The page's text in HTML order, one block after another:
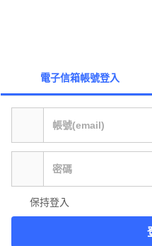
電子信箱帳號登入
保持登入